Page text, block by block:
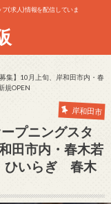
(求人)情報を配信していま
集】10月上旬、岸和田市内・春
OPEN
岸和田市
プニングスタ
田市内・春木若
ひいらぎ 春木